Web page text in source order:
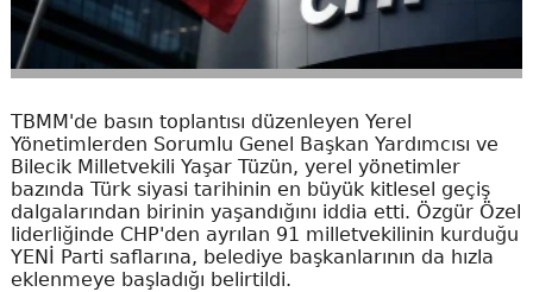
TBMM'de basın toplantısı düzenleyen Yerel
Yönetimlerden Sorumlu Genel Başkan Yardımcısı ve
Bilecik Milletvekili Yaşar Tüzün, yerel yönetimler
bazında Türk siyasi tarihinin en büyük kitlesel geçiş
dalgalarından birinin yaşandığını iddia etti. Özgür Özel
liderliğinde CHP'den ayrılan 91 milletvekilinin kurduğu
YENİ Parti saflarına, belediye başkanlarının da hızla
eklenmeye başladığı belirtildi.